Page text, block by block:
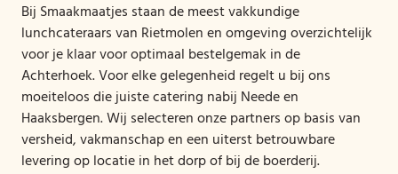
Bij Smaakmaatjes staan de meest vakkundige
lunchcateraars van Rietmolen en omgeving overzichtelijk
voor je klaar voor optimaal bestelgemak in de
Achterhoek. Voor elke gelegenheid regelt u bij ons
moeiteloos die juiste catering nabij Neede en
Haaksbergen. Wij selecteren onze partners op basis van
versheid, vakmanschap en een uiterst betrouwbare
levering op locatie in het dorp of bij de boerderij.